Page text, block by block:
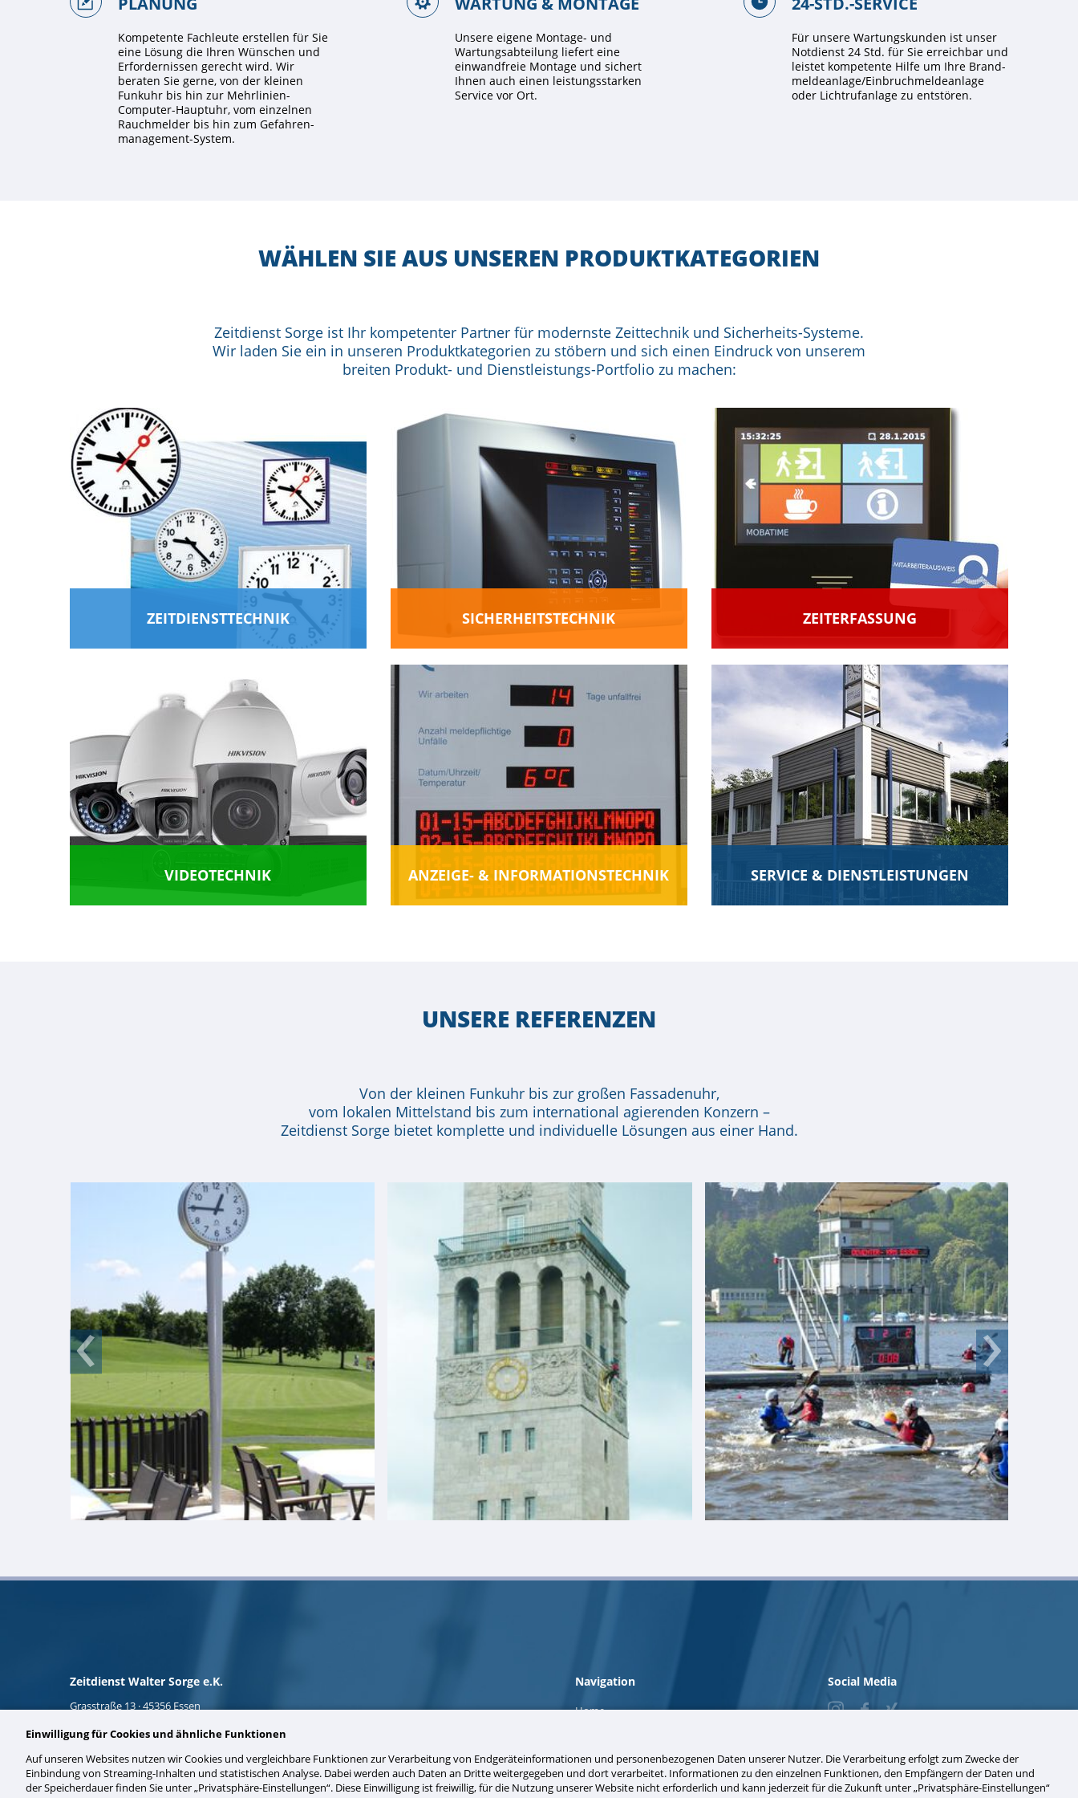
Kompetente Fachleute erstellen für Sie
eine Lösung die Ihren Wünschen und
Erfordernissen gerecht wird. Wir
beraten Sie gerne, von der kleinen
Funkuhr bis hin zur Mehrlinien-
Computer-Hauptuhr, vom einzelnen
Rauchmelder bis hin zum Gefahren­
management-System.
Unsere eigene Montage- und
Wartungsabteilung liefert eine
einwandfreie Montage und sichert
Ihnen auch einen leistungsstarken
Service vor Ort.
Für unsere Wartungs­kunden ist unser
Notdienst 24 Std. für Sie erreichbar und
leistet kompetente Hilfe um Ihre Brand­
melde­anlage/Einbruch­melde­anlage
oder Lichtruf­anlage zu entstören.
WÄHLEN SIE AUS UNSEREN PRODUKT­KATEGORIEN
Zeitdienst Sorge ist Ihr kompetenter Partner für modernste Zeittechnik und Sicherheits-Systeme.
Wir laden Sie ein in unseren Produktkategorien zu stöbern und sich einen Eindruck von unserem
breiten Produkt- und Dienstleistungs-Portfolio zu machen:
Navigation
überspringen
ZEITDIENST­TECHNIK SICHERHEITS­TECHNIK ZEITERFASSUNG
VIDEO­TECHNIK ANZEIGE- & INFORMATIONS­TECHNIK SERVICE & DIENSTLEISTUNGEN
UNSERE REFERENZEN
Von der kleinen Funkuhr bis zur großen Fassadenuhr,
vom lokalen Mittelstand bis zum international agierenden Konzern –
Zeitdienst Sorge bietet komplette und individuelle Lösungen aus einer Hand.
Rathaus Mülheim
» mehr lesen
Kanupolo Baldeneysee RAG Bottrop
‹ ›
Zeitdienst Walter Sorge e.K.
Grasstraße 13 · 45356 Essen
Tel.: +49 201 86624-0
Fax: +49 201 86624-22
E-Mail:info@zeitdienst.de
Navigation
Navigation
Home
Produkte & Dienstleistungen
Referenzen
Social Media
© 2026 Zeitdienst Walter Sorge e.K.
Einwilligung für Cookies und ähnliche Funktionen
Auf unseren Websites nutzen wir Cookies und vergleichbare Funktionen zur Verarbeitung von Endgeräteinformationen und personenbezogenen Daten unserer Nutzer. Die Verarbeitung erfolgt zum Zwecke der
Einbindung von Streaming-Inhalten und statistischen Analyse. Dabei werden auch Daten an Dritte weitergegeben und dort verarbeitet. Informationen zu den einzelnen Funktionen, den Empfängern der Daten und
der Speicherdauer finden Sie unter „Privatsphäre-Einstellungen“. Diese Einwilligung ist freiwillig, für die Nutzung unserer Website nicht erforderlich und kann jederzeit für die Zukunft unter „Privatsphäre-Einstellungen“